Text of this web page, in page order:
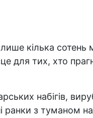
кілька сотень
для тих, хто
набігів,
ранки з туманом